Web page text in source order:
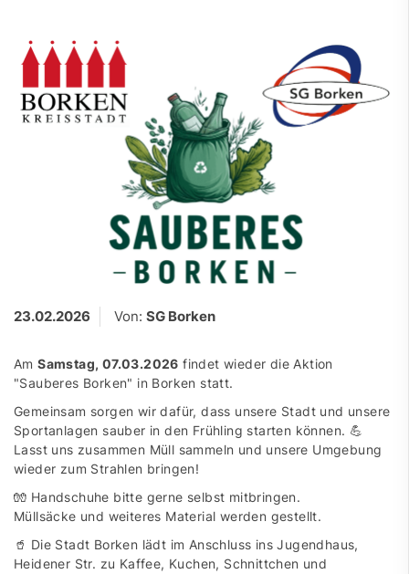
23.02.2026 Von: SG Borken
AmSamstag, 07.03.2026 findet wieder die Aktion
"Sauberes Borken" in Borken statt.
Gemeinsam sorgen wir dafür, dass unsere Stadt und unsere
Sportanlagen sauber in den Frühling starten können. 💪
Lasst uns zusammen Müll sammeln und unsere Umgebung
wieder zum Strahlen bringen!
🧤 Handschuhe bitte gerne selbst mitbringen.
Müllsäcke und weiteres Material werden gestellt.
🥤 Die Stadt Borken lädt im Anschluss ins Jugendhaus,
Heidener Str. zu Kaffee, Kuchen, Schnittchen und